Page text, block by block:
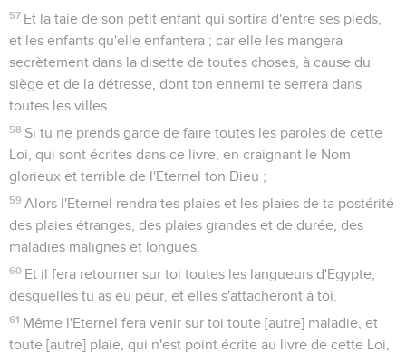
57 Et la taie de son petit enfant qui sortira d'entre ses pieds,
et les enfants qu'elle enfantera ; car elle les mangera
secrètement dans la disette de toutes choses, à cause du
siège et de la détresse, dont ton ennemi te serrera dans
toutes les villes.
58 Si tu ne prends garde de faire toutes les paroles de cette
Loi, qui sont écrites dans ce livre, en craignant le Nom
glorieux et terrible de l'Eternel ton Dieu ;
59 Alors l'Eternel rendra tes plaies et les plaies de ta postérité
des plaies étranges, des plaies grandes et de durée, des
maladies malignes et longues.
60 Et il fera retourner sur toi toutes les langueurs d'Egypte,
desquelles tu as eu peur, et elles s'attacheront à toi.
61 Même l'Eternel fera venir sur toi toute [autre] maladie, et
toute [autre] plaie, qui n'est point écrite au livre de cette Loi,